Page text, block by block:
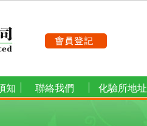
知 聯絡我們 化驗所地址